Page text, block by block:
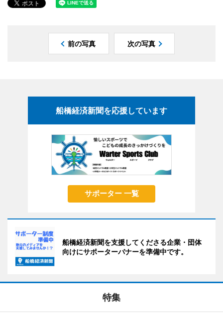
前の写真 次の写真
船橋経済新聞を応援しています
サポーター 一覧
船橋経済新聞を支援してくださる企業・団体
向けにサポーターバナーを準備中です。
特集